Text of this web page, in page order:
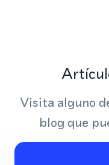
Visita alguno
blog que